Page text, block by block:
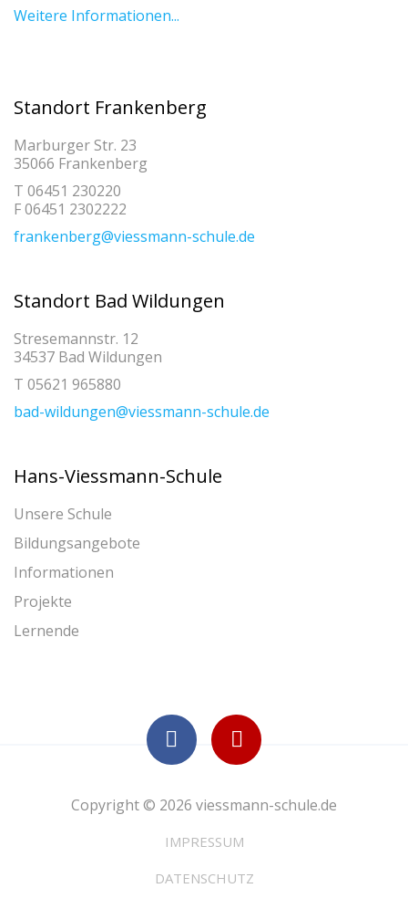
Weitere Informationen...
Standort Frankenberg
Marburger Str. 23
35066 Frankenberg
T 06451 230220
F 06451 2302222
frankenberg@viessmann-schule.de
Standort Bad Wildungen
Stresemannstr. 12
34537 Bad Wildungen
T 05621 965880
bad-wildungen@viessmann-schule.de
Hans-Viessmann-Schule
Unsere Schule
Bildungsangebote
Informationen
Projekte
Lernende
Copyright © 2026 viessmann-schule.de
IMPRESSUM
DATENSCHUTZ